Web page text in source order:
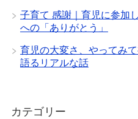
子育て 感謝｜育児に参加
への「ありがとう」
育児の大変さ、やってみ
語るリアルな話
カテゴリー